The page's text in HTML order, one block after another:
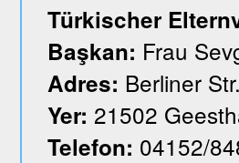
Türkischer
Başkan: Frau
Adres: Berliner
Yer: 21502
Telefon: 04152/